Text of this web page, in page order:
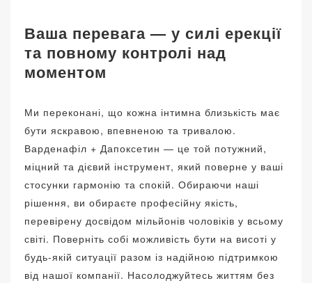
Ваша перевага — у силі ерекції
та повному контролі над
моментом
Ми переконані, що кожна інтимна близькість має
бути яскравою, впевненою та тривалою.
Варденафіл + Дапоксетин — це той потужний,
міцний та дієвий інструмент, який поверне у ваші
стосунки гармонію та спокій. Обираючи наші
рішення, ви обираєте професійну якість,
перевірену досвідом мільйонів чоловіків у всьому
світі. Поверніть собі можливість бути на висоті у
будь-якій ситуації разом із надійною підтримкою
від нашої компанії. Насолоджуйтесь життям без